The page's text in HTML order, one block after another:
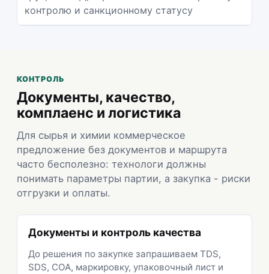
контролю и санкционному статусу
КОНТРОЛЬ
Документы, качество,
комплаенс и логистика
Для сырья и химии коммерческое
предложение без документов и маршрута
часто бесполезно: технологи должны
понимать параметры партии, а закупка - риски
отгрузки и оплаты.
Документы и контроль качества
До решения по закупке запрашиваем TDS,
SDS, COA, маркировку, упаковочный лист и